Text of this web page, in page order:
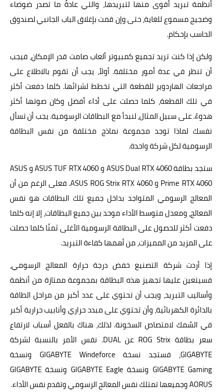
أنظمة تبريد أقوى منها لتبريدها، والتي عادةً ما تصدر ضوضاء
وضجيج مسموع للغاية، حتى وإن قمت بإغلاق الباب الجانبي لصندوق
الحاسب بإحكام.
ولكن إذا كنت تريد تجميع كمبيوتر ألعاب صامت قدر الإمكان، فيجب
أن تنظر في عدة أمور مختلفة. أولاً، يجب أن تقوم بالاطلاع على
مراجعات الهاردوير للقطعة التي تخطط لشرائها. كلما دفعت أكثر
في تلك القطعة، كلما حصلت على أداء أفضل وكان صوتها أكثر
هدوءً. على سبيل المثال، لنبدأ مع البطاقات الرسومية. يجب أن تسأل
نفسك لماذا توجد مجموعة نماذج مختلفة من نفس البطاقة
الرسومية لكل شركة واحدة.
ستجد بطاقة ASUS Dual RTX 4060 و ASUS TUF RTX 4060 و ASUS
Prime RTX 4060 و ASUS ROG Strix RTX 4060. فعلى الرغم من أن
المعالج الرسومي المتواجد بداخل جميع تلك البطاقات هو نفس
المعالج، ومعدل متوسط الأداء موحد بين جميع البطاقات، إلا إنه كلما
دفعت أكثر للحصول على البطاقة الرسومية الأغلى ثمنًا كلما حصلت
على المزيد من المميزات، من أهمها كفاءة التبريد.
إذا أردت شركة التصنيع خفض درجة حرارة المعالج الرسومي،
فسيتعين عليها تجهيز هذه البطاقة بمجموعة ممتازة من أنظمة
وأساليب التبريد، ويجب أن تحتوي على عدد أكبر من مراحل الطاقة
بالدائرة الكهربائية، وأن تحتوي على مبدد حراري وأنابيب حرارية أكبر
في السُمك لامتصاص السخونة. لذلك، هناك بالفعل أسباب لارتفاع
سعر بطاقة ROG Strix عن DUAL. نفس الأمر بالنسبة لشركة
GIGABYTE، فستجد نسخة GIGABYTE Windeforce ونسخة
GIGABYTE Gaming ونسخة GIGABYTE Eagle ونسخة GIGABYTE
AORUS وجميعها تمتلك نفس المعالج الرسومي وتقدم نفس الأداء.